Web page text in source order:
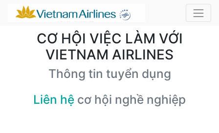
CƠ HỘI VIỆC LÀM VỚI
VIETNAM AIRLINES
Thông tin tuyển dụng
Liên hệ cơ hội nghề nghiệp